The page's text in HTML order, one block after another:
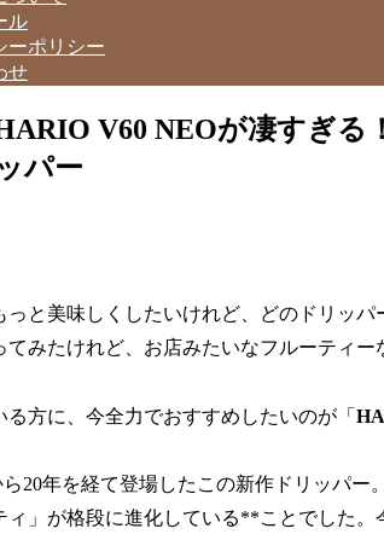
ル
ーポリシー
せ
V60 NEOが凄すぎ
パー
っと美味しくしたいけれど、どのドリッ
てみたけれど、お店みたいなフルーティー
方に、今全力でおすすめしたいのが「
20年を経て登場したこの新作ドリッパ
ィ」が格段に進化している**ことでした